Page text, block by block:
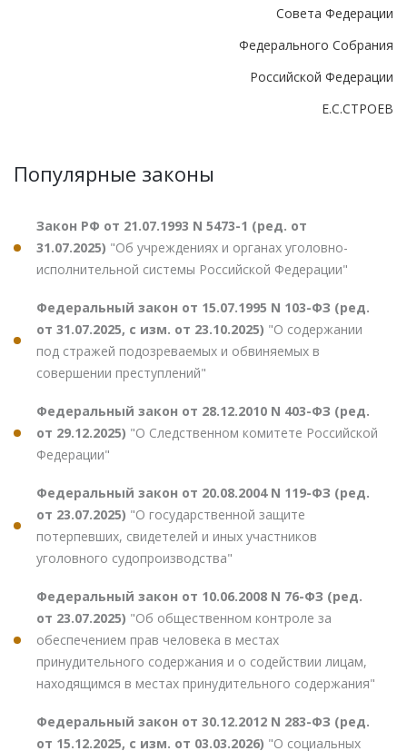
Совета Федерации
Федерального Собрания
Российской Федерации
Е.С.СТРОЕВ
Популярные законы
Закон РФ от 21.07.1993 N 5473-1 (ред. от
31.07.2025) "Об учреждениях и органах уголовно-
исполнительной системы Российской Федерации"
Федеральный закон от 15.07.1995 N 103-ФЗ (ред.
от 31.07.2025, с изм. от 23.10.2025) "О содержании
под стражей подозреваемых и обвиняемых в
совершении преступлений"
Федеральный закон от 28.12.2010 N 403-ФЗ (ред.
от 29.12.2025) "О Следственном комитете Российской
Федерации"
Федеральный закон от 20.08.2004 N 119-ФЗ (ред.
от 23.07.2025) "О государственной защите
потерпевших, свидетелей и иных участников
уголовного судопроизводства"
Федеральный закон от 10.06.2008 N 76-ФЗ (ред.
от 23.07.2025) "Об общественном контроле за
обеспечением прав человека в местах
принудительного содержания и о содействии лицам,
находящимся в местах принудительного содержания"
Федеральный закон от 30.12.2012 N 283-ФЗ (ред.
от 15.12.2025, с изм. от 03.03.2026) "О социальных